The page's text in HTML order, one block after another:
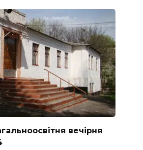
вечірня